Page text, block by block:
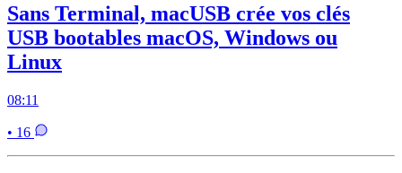
Sans Terminal, macUSB crée vos clés
USB bootables macOS, Windows ou
Linux
08:11
• 16